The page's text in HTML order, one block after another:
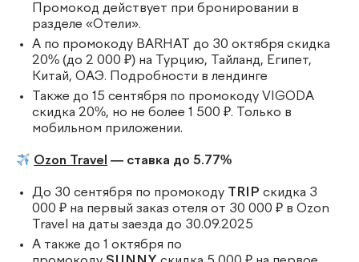
Промокод действует при бронировании в
разделе «Отели».
А по промокоду BARHAT до 30 октября скидка
20% (до 2 000 ₽) на Турцию, Тайланд, Египет,
Китай, ОАЭ. Подробности в лендинге
Также до 15 сентября по промокоду VIGODA
скидка 20%, но не более 1 500 ₽. Только в
мобильном приложении.
Ozon Travel — ставка до 5.77%
До 30 сентября по промокоду TRIP скидка 3
000 ₽ на первый заказ отеля от 30 000 ₽ в Ozon
Travel на даты заезда до 30.09.2025
А также до 1 октября по